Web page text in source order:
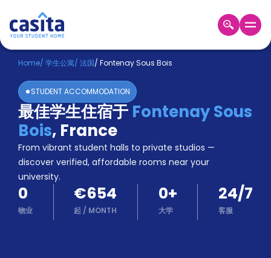
Home ZH EUR
登
入
Booking
Accommodation
About
us
Blog
Refer
And
Earn
Become
Home/ 学生公寓/ 法国/ Fontenay Sous Bois
STUDENT ACCOMMODATION
最佳学生住宿于 Fontenay Sous
Bois, France
From vibrant student halls to private studios —
discover verified, affordable rooms near your
university.
0
物业
€654
起 / MONTH
0+
大学
24/7
客服